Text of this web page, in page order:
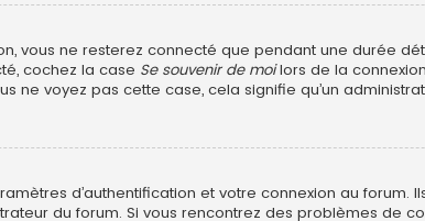
vous ne resterez connecté que pendant une durée
cochez la case Se souvenir de moilors de la
ne voyez pas cette case, cela signifie qu’un
d’authentification et votre connexion au forum.
du forum. Si vous rencontrez des problèmes de